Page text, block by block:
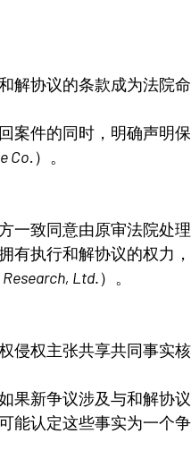
和解协议的条款成为法院
案件的同时，明确声明
Co.）。
一致同意由原审法院处
有执行和解协议的权力
Ltd.）。
侵权主张共享共同事实
果新争议涉及与和解协
能认定这些事实为一个争